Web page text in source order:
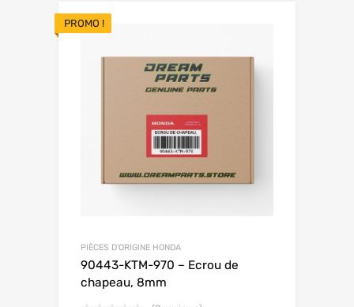
PROMO !
PIÈCES D'ORIGINE HONDA
90443-KTM-970 – Ecrou de
chapeau, 8mm